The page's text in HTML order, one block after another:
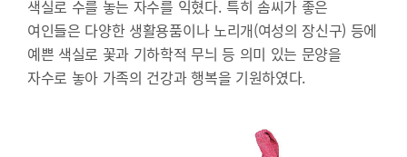
색실로 수를 놓는 자수를 익혔다. 특히 솜씨가 좋은
여인들은 다양한 생활용품이나 노리개(여성의 장신구) 등에
예쁜 색실로 꽃과 기하학적 무늬 등 의미 있는 문양을
자수로 놓아 가족의 건강과 행복을 기원하였다.